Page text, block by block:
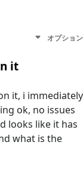
オプション
it
it, i immediately
ok, no issues
looks like it has
what is the